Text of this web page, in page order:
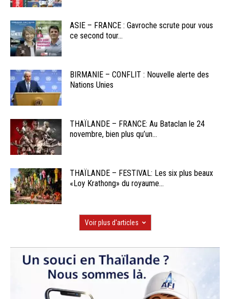
ASIE – FRANCE : Gavroche scrute pour vous
ce second tour...
BIRMANIE – CONFLIT : Nouvelle alerte des
Nations Unies
THAÏLANDE – FRANCE: Au Bataclan le 24
novembre, bien plus qu’un...
THAÏLANDE – FESTIVAL: Les six plus beaux
«Loy Krathong» du royaume...
Voir plus d'articles